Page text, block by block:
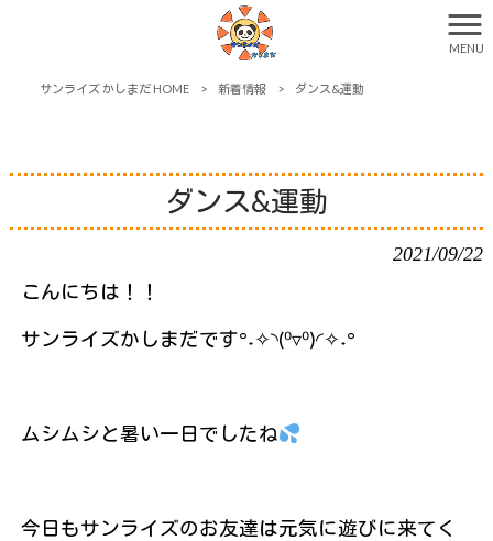
MENU
サンライズ かしまだ HOME > 新着情報 > ダンス&運動
ダンス&運動
2021/09/22
こんにちは！！
サンライズかしまだです°˖✧◝(⁰▿⁰)◜✧˖°
ムシムシと暑い一日でしたね
今日もサンライズのお友達は元気に遊びに来てく